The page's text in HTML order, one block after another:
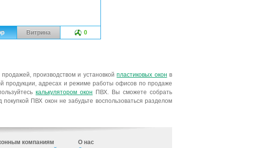
Витрина 0
производством и установкойпластиковых окон в
продукции, адресах и режиме работы офисов по продаже
калькулятором окон ПВХ. Вы сможете собрать
ПВХ окон не забудьте воспользоваться разделом
компаниям
О нас